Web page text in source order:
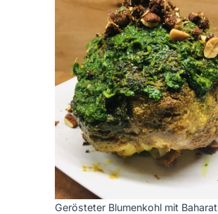
Gerösteter Blumenkohl mit Baharat